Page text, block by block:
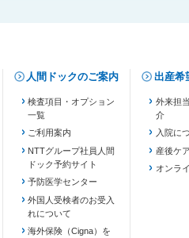
人間ドックのご案内
検査項目・オプション
一覧
ご利用案内
NTTグループ社員人間
ドック予約サイト
予防医学センター
外国人受検者のお受入
れについて
海外保険（Cigna）を
出産希
外来担
介
入院に
産後ケア
オンラ